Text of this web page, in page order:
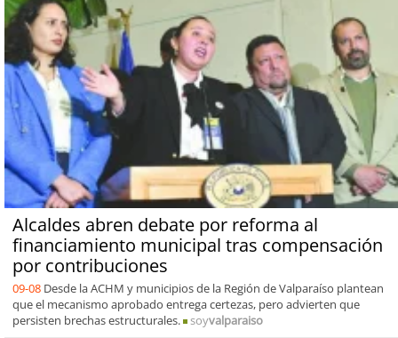
Alcaldes abren debate por reforma al
financiamiento municipal tras compensación
por contribuciones
09-08 Desde la ACHM y municipios de la Región de Valparaíso plantean
que el mecanismo aprobado entrega certezas, pero advierten que
persisten brechas estructurales.
soyvalparaiso